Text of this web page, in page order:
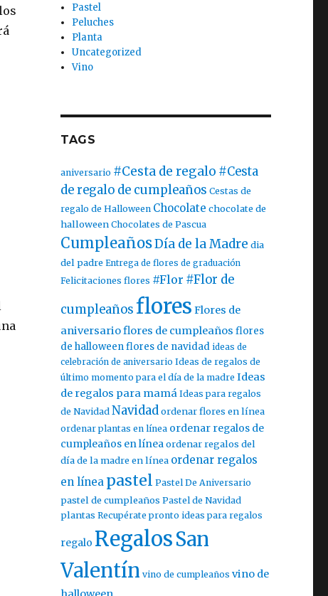
Pastel
Peluches
Planta
Uncategorized
Vino
TAGS
aniversario #Cesta de regalo #Cesta
de regalo de cumpleaños Cestas de
regalo de Halloween Chocolate chocolate de
halloween Chocolates de Pascua
CumpleañosDía de la Madre dia
del padre Entrega de flores de graduación
Felicitaciones flores #Flor #Flor de
cumpleañosflores Flores de
aniversarioflores de cumpleaños flores
de halloweenflores de navidad ideas de
celebración de aniversario Ideas de regalos de
último momento para el día de la madre Ideas
de regalos para mamá Ideas para regalos
de Navidad Navidadordenar flores en línea
ordenar plantas en línea ordenar regalos de
cumpleaños en línea ordenar regalos del
día de la madre en línea ordenar regalos
en línea pastel Pastel De Aniversario
pastel de cumpleaños Pastel de Navidad
plantas Recupérate pronto ideas para regalos
regalo RegalosSan
Valentín vino de cumpleaños vino de